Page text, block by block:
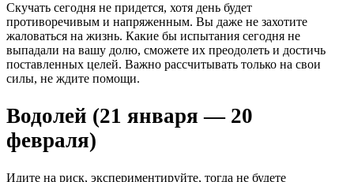
Скучать сегодня не придется, хотя день будет
противоречивым и напряженным. Вы даже не захотите
жаловаться на жизнь. Какие бы испытания сегодня не
выпадали на вашу долю, сможете их преодолеть и достичь
поставленных целей. Важно рассчитывать только на свои
силы, не ждите помощи.
Водолей (21 января — 20
февраля)
Идите на риск, экспериментируйте, тогда не будете